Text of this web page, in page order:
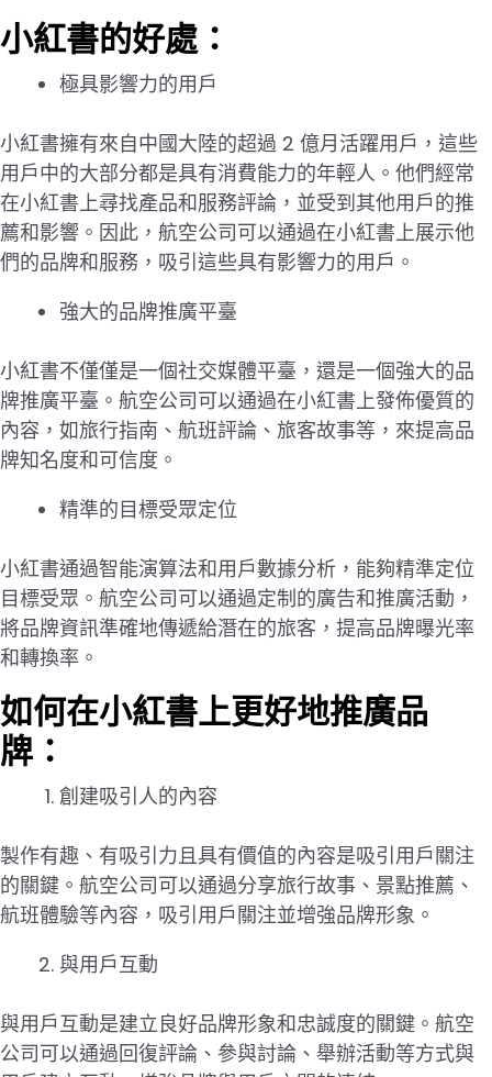
小紅書的好處：
極具影響力的用戶
小紅書擁有來自中國大陸的超過 2 億月活躍用戶，這些
用戶中的大部分都是具有消費能力的年輕人。他們經常
在小紅書上尋找產品和服務評論，並受到其他用戶的推
薦和影響。因此，航空公司可以通過在小紅書上展示他
們的品牌和服務，吸引這些具有影響力的用戶。
強大的品牌推廣平臺
小紅書不僅僅是一個社交媒體平臺，還是一個強大的品
牌推廣平臺。航空公司可以通過在小紅書上發佈優質的
內容，如旅行指南、航班評論、旅客故事等，來提高品
牌知名度和可信度。
精準的目標受眾定位
小紅書通過智能演算法和用戶數據分析，能夠精準定位
目標受眾。航空公司可以通過定制的廣告和推廣活動，
將品牌資訊準確地傳遞給潛在的旅客，提高品牌曝光率
和轉換率。
如何在小紅書上更好地推廣品
牌：
創建吸引人的內容
製作有趣、有吸引力且具有價值的內容是吸引用戶關注
的關鍵。航空公司可以通過分享旅行故事、景點推薦、
航班體驗等內容，吸引用戶關注並增強品牌形象。
與用戶互動
與用戶互動是建立良好品牌形象和忠誠度的關鍵。航空
公司可以通過回復評論、參與討論、舉辦活動等方式與